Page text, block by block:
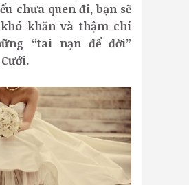
chưa quen đi, bạn sẽ
khăn và thậm chí
“tai nạn để đời”